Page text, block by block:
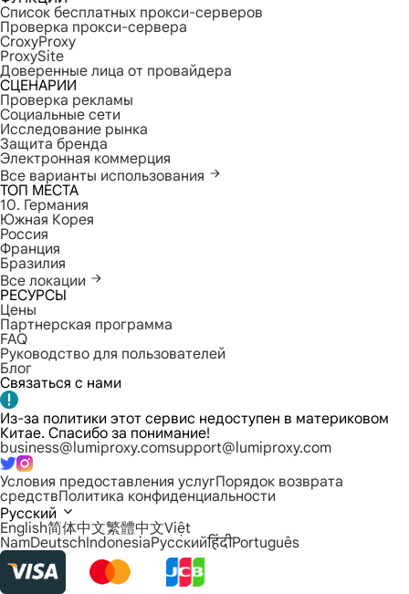
Список бесплатных прокси-серверов
Проверка прокси-сервера
CroxyProxy
ProxySite
Доверенные лица от провайдера
СЦЕНАРИИ
Проверка рекламы
Социальные сети
Исследование рынка
Защита бренда
Электронная коммерция
Все варианты использования
ТОП МЕСТА
10. Германия
Южная Корея
Россия
Франция
Бразилия
Все локации
РЕСУРСЫ
Цены
Партнерская программа
FAQ
Руководство для пользователей
Блог
Связаться с нами
Из-за политики этот сервис недоступен в материковом
Китае. Спасибо за понимание!
business@lumiproxy.comsupport@lumiproxy.com
Условия предоставления услугПорядок возврата
средствПолитика конфиденциальности
Русский
English简体中文繁體中文Việt
NamDeutschIndonesiaРусскийहिंदीPortuguês